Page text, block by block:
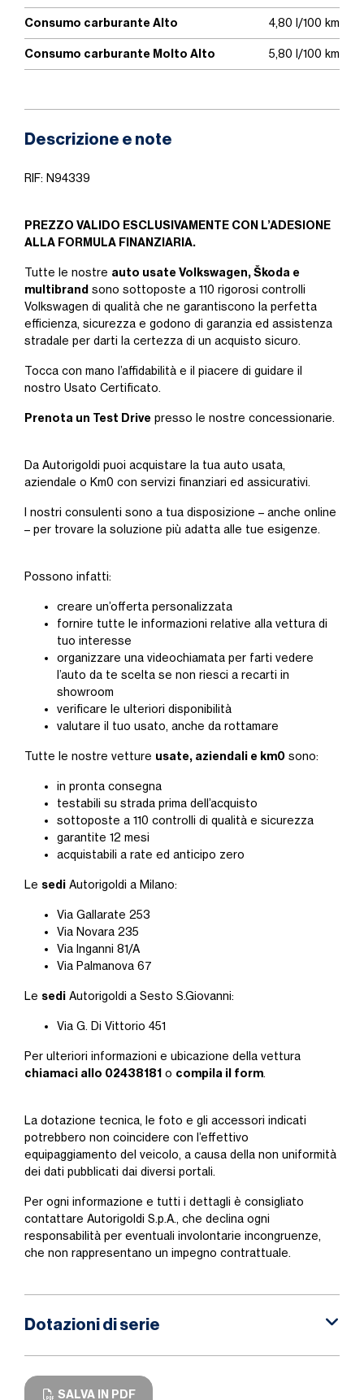
Consumo carburante Alto 4,80 l/100 km
Consumo carburante Molto Alto 5,80 l/100 km
Descrizione e note
RIF: N94339
PREZZO VALIDO ESCLUSIVAMENTE CON L’ADESIONE
ALLA FORMULA FINANZIARIA.
Tutte le nostre auto usate Volkswagen, Škoda e
multibrand sono sottoposte a 110 rigorosi controlli
Volkswagen di qualità che ne garantiscono la perfetta
efficienza, sicurezza e godono di garanzia ed assistenza
stradale per darti la certezza di un acquisto sicuro.
Tocca con mano l’affidabilità e il piacere di guidare il
nostro Usato Certificato.
Prenota un Test Drive presso le nostre concessionarie.
Da Autorigoldi puoi acquistare la tua auto usata,
aziendale o Km0 con servizi finanziari ed assicurativi.
I nostri consulenti sono a tua disposizione – anche online
– per trovare la soluzione più adatta alle tue esigenze.
Possono infatti:
creare un’offerta personalizzata
fornire tutte le informazioni relative alla vettura di
tuo interesse
organizzare una videochiamata per farti vedere
l’auto da te scelta se non riesci a recarti in
showroom
verificare le ulteriori disponibilità
valutare il tuo usato, anche da rottamare
Tutte le nostre vetture usate, aziendali e km0 sono:
in pronta consegna
testabili su strada prima dell’acquisto
sottoposte a 110 controlli di qualità e sicurezza
garantite 12 mesi
acquistabili a rate ed anticipo zero
Le sedi Autorigoldi a Milano:
Via Gallarate 253
Via Novara 235
Via Inganni 81/A
Via Palmanova 67
Le sedi Autorigoldi a Sesto S.Giovanni:
Via G. Di Vittorio 451
Per ulteriori informazioni e ubicazione della vettura
chiamaci allo 02438181 o compila il form.
La dotazione tecnica, le foto e gli accessori indicati
potrebbero non coincidere con l’effettivo
equipaggiamento del veicolo, a causa della non uniformità
dei dati pubblicati dai diversi portali.
Per ogni informazione e tutti i dettagli è consigliato
contattare Autorigoldi S.p.A., che declina ogni
responsabilità per eventuali involontarie incongruenze,
che non rappresentano un impegno contrattuale.
Dotazioni di serie
SALVA IN PDF